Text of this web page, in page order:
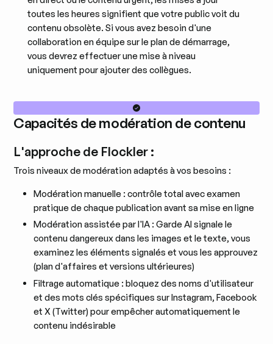
toutes les heures signifient que votre public voit du
contenu obsolète. Si vous avez besoin d'une
collaboration en équipe sur le plan de démarrage,
vous devrez effectuer une mise à niveau
uniquement pour ajouter des collègues.
Capacités de modération de contenu
L'approche de Flockler :
Trois niveaux de modération adaptés à vos besoins :
Modération manuelle : contrôle total avec examen
pratique de chaque publication avant sa mise en ligne
Modération assistée par l'IA : Garde AI signale le
contenu dangereux dans les images et le texte, vous
examinez les éléments signalés et vous les approuvez
(plan d'affaires et versions ultérieures)
Filtrage automatique : bloquez des noms d'utilisateur
et des mots clés spécifiques sur Instagram, Facebook
et X (Twitter) pour empêcher automatiquement le
contenu indésirable